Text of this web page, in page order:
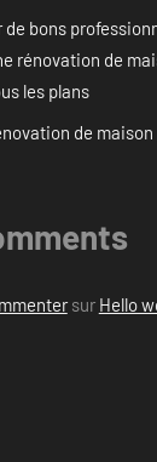
de bons
rénovation de
les plans
de
sur Hello